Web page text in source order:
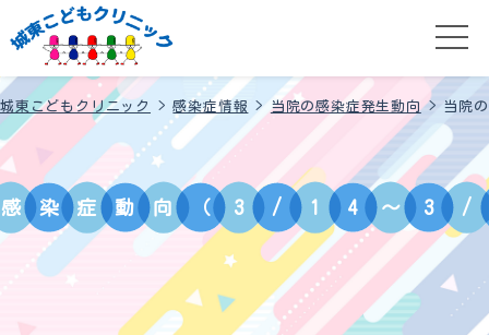
城東こどもクリニック >感染症情報 > 当院の感染症発生動向> 当院
感 染 症 動 向 （ 3 / 1 4 ～ 3 /